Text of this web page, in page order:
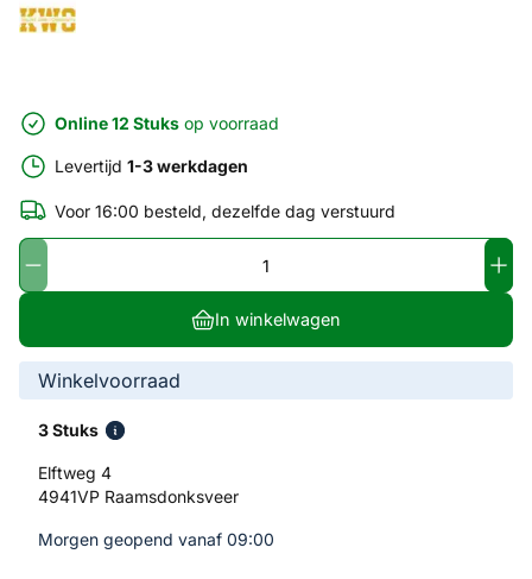
Online 12 Stuks op voorraad
Levertijd 1-3 werkdagen
Voor 16:00 besteld, dezelfde dag verstuurd
In winkelwagen
Winkelvoorraad
3 Stuks
Elftweg 4
4941VP Raamsdonksveer
Morgen geopend vanaf 09:00